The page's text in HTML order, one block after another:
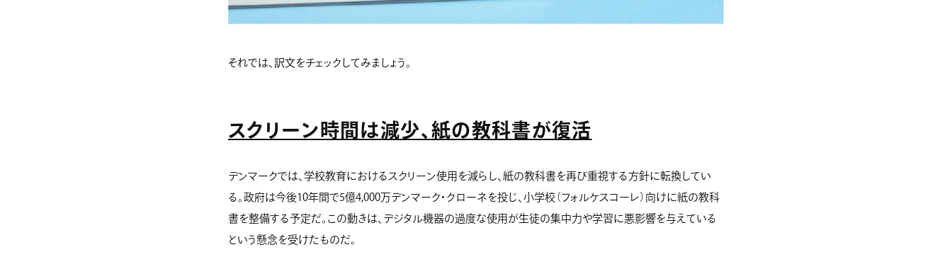
それでは、訳文をチェックしてみましょう。
スクリーン時間は減少、紙の教科書が復活
デンマークでは、学校教育におけるスクリーン使用を減らし、紙の教科書を再び重視する方針に転換してい
る。政府は今後10年間で5億4,000万デンマーク・クローネを投じ、小学校（フォルケスコーレ）向けに紙の教科
書を整備する予定だ。この動きは、デジタル機器の過度な使用が生徒の集中力や学習に悪影響を与えている
という懸念を受けたものだ。